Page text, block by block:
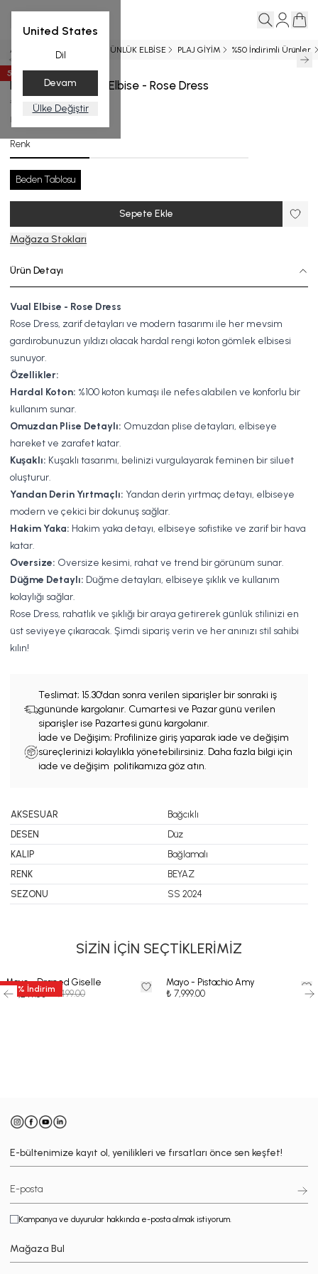
United States
Dil
Devam
Ülke Değiştir
Ana Sayfa SS 2024 GÜNLÜK ELBİSE PLAJ GİYİM %50 İndirimli Ürünler.
50 %İndirim
Kuşaklı Vual Beyaz Elbise - Rose Dress
₺ 7,499.00 ₺ 3,749.50
EL.5126-24_R115_STD
Renk
Beden Tablosu
Sepete Ekle
Mağaza Stokları
Ürün Detayı
Vual Elbise - Rose Dress
Rose Dress, zarif detayları ve modern tasarımı ile her mevsim
gardırobunuzun yıldızı olacak hardal rengi koton gömlek elbisesi
sunuyor.
Özellikler:
Hardal Koton: %100 koton kumaşı ile nefes alabilen ve konforlu bir
kullanım sunar.
Omuzdan Plise Detaylı: Omuzdan plise detayları, elbiseye
hareket ve zarafet katar.
Kuşaklı: Kuşaklı tasarımı, belinizi vurgulayarak feminen bir siluet
oluşturur.
Yandan Derin Yırtmaçlı: Yandan derin yırtmaç detayı, elbiseye
modern ve çekici bir dokunuş sağlar.
Hakim Yaka: Hakim yaka detayı, elbiseye sofistike ve zarif bir hava
katar.
Oversize: Oversize kesimi, rahat ve trend bir görünüm sunar.
Düğme Detaylı: Düğme detayları, elbiseye şıklık ve kullanım
kolaylığı sağlar.
Rose Dress, rahatlık ve şıklığı bir araya getirerek günlük stilinizi en
üst seviyeye çıkaracak. Şimdi sipariş verin ve her anınızı stil sahibi
kılın!
Teslimat; 15.30'dan sonra verilen siparişler bir sonraki iş
gününde kargolanır. Cumartesi ve Pazar günü verilen
siparişler ise Pazartesi günü kargolanır.
İade ve Değişim; Profilinize giriş yaparak iade ve değişim
süreçlerinizi kolaylıkla yönetebilirsiniz. Daha fazla bilgi için
iade ve değişim politikamıza göz atın.
AKSESUAR
Bağcıklı
DESEN
Düz
KALIP
Bağlamalı
RENK
BEYAZ
SEZONU
SS 2024
SİZİN İÇİN SEÇTİKLERİMİZ
50 % İndirim
Mayo - Draped Giselle
₺ 4,249.50₺ 8,499.00
Mayo - Pistachio Amy
₺ 7,999.00
E-bültenimize kayıt ol, yenilikleri ve fırsatları önce sen keşfet!
Kampanya ve duyurular hakkında e-posta almak istiyorum.
Mağaza Bul